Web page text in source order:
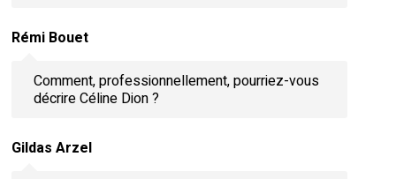
Rémi Bouet
Comment, professionnellement, pourriez-vous
décrire Céline Dion ?
Gildas Arzel